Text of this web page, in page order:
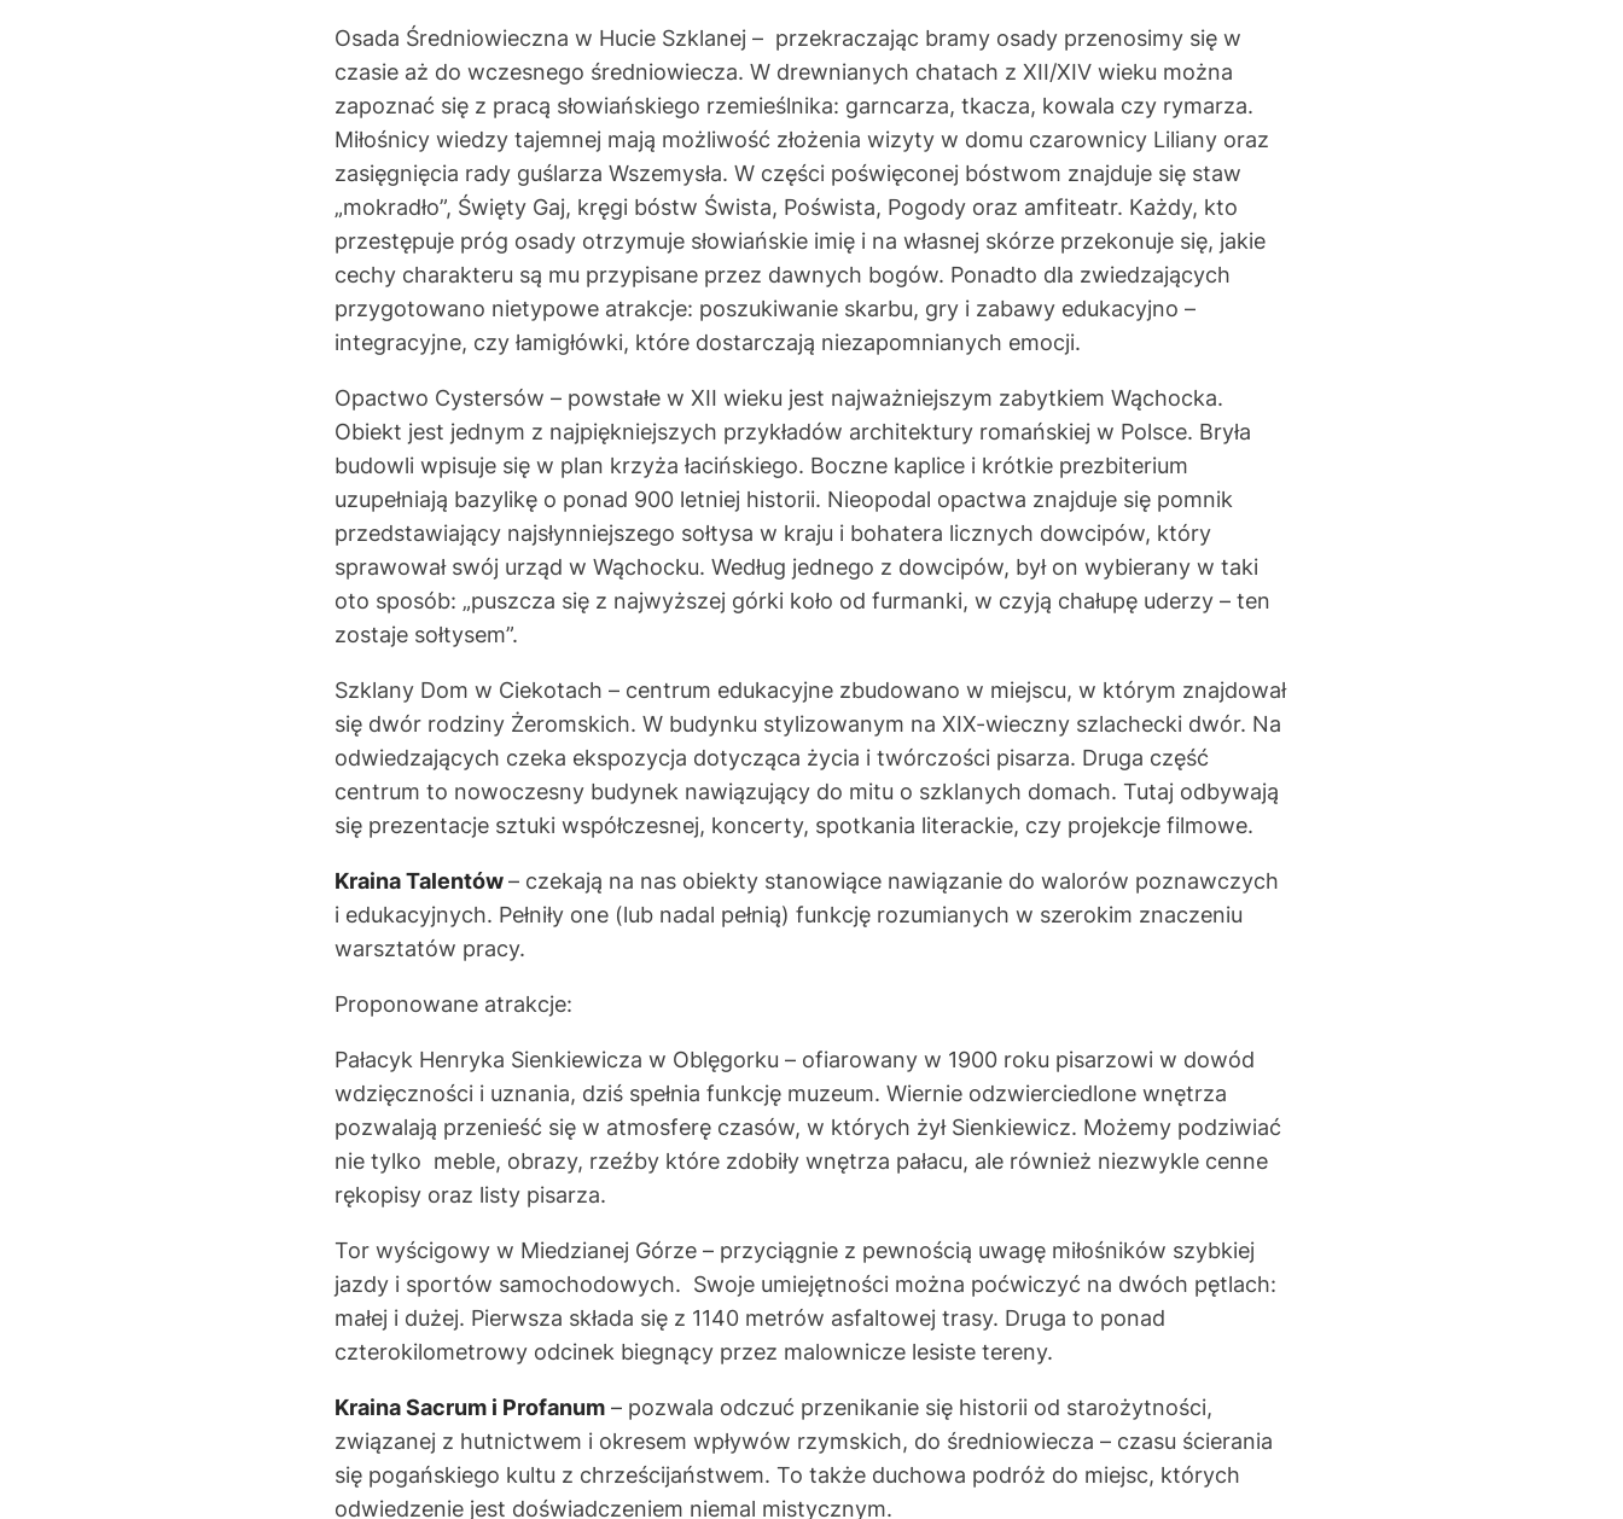
Osada Średniowieczna w Hucie Szklanej – przekraczając bramy osady przenosimy się w
czasie aż do wczesnego średniowiecza. W drewnianych chatach z XII/XIV wieku można
zapoznać się z pracą słowiańskiego rzemieślnika: garncarza, tkacza, kowala czy rymarza.
Miłośnicy wiedzy tajemnej mają możliwość złożenia wizyty w domu czarownicy Liliany oraz
zasięgnięcia rady guślarza Wszemysła. W części poświęconej bóstwom znajduje się staw
„mokradło”, Święty Gaj, kręgi bóstw Śwista, Pośwista, Pogody oraz amfiteatr. Każdy, kto
przestępuje próg osady otrzymuje słowiańskie imię i na własnej skórze przekonuje się, jakie
cechy charakteru są mu przypisane przez dawnych bogów. Ponadto dla zwiedzających
przygotowano nietypowe atrakcje: poszukiwanie skarbu, gry i zabawy edukacyjno –
integracyjne, czy łamigłówki, które dostarczają niezapomnianych emocji.
Opactwo Cystersów – powstałe w XII wieku jest najważniejszym zabytkiem Wąchocka.
Obiekt jest jednym z najpiękniejszych przykładów architektury romańskiej w Polsce. Bryła
budowli wpisuje się w plan krzyża łacińskiego. Boczne kaplice i krótkie prezbiterium
uzupełniają bazylikę o ponad 900 letniej historii. Nieopodal opactwa znajduje się pomnik
przedstawiający najsłynniejszego sołtysa w kraju i bohatera licznych dowcipów, który
sprawował swój urząd w Wąchocku. Według jednego z dowcipów, był on wybierany w taki
oto sposób: „puszcza się z najwyższej górki koło od furmanki, w czyją chałupę uderzy – ten
zostaje sołtysem”.
Szklany Dom w Ciekotach – centrum edukacyjne zbudowano w miejscu, w którym znajdował
się dwór rodziny Żeromskich. W budynku stylizowanym na XIX-wieczny szlachecki dwór. Na
odwiedzających czeka ekspozycja dotycząca życia i twórczości pisarza. Druga część
centrum to nowoczesny budynek nawiązujący do mitu o szklanych domach. Tutaj odbywają
się prezentacje sztuki współczesnej, koncerty, spotkania literackie, czy projekcje filmowe.
Kraina Talentów– czekają na nas obiekty stanowiące nawiązanie do walorów poznawczych
i edukacyjnych. Pełniły one (lub nadal pełnią) funkcję rozumianych w szerokim znaczeniu
warsztatów pracy.
Proponowane atrakcje:
Pałacyk Henryka Sienkiewicza w Oblęgorku – ofiarowany w 1900 roku pisarzowi w dowód
wdzięczności i uznania, dziś spełnia funkcję muzeum. Wiernie odzwierciedlone wnętrza
pozwalają przenieść się w atmosferę czasów, w których żył Sienkiewicz. Możemy podziwiać
nie tylko meble, obrazy, rzeźby które zdobiły wnętrza pałacu, ale również niezwykle cenne
rękopisy oraz listy pisarza.
Tor wyścigowy w Miedzianej Górze – przyciągnie z pewnością uwagę miłośników szybkiej
jazdy i sportów samochodowych. Swoje umiejętności można poćwiczyć na dwóch pętlach:
małej i dużej. Pierwsza składa się z 1140 metrów asfaltowej trasy. Druga to ponad
czterokilometrowy odcinek biegnący przez malownicze lesiste tereny.
Kraina Sacrum i Profanum – pozwala odczuć przenikanie się historii od starożytności,
związanej z hutnictwem i okresem wpływów rzymskich, do średniowiecza – czasu ścierania
się pogańskiego kultu z chrześcijaństwem. To także duchowa podróż do miejsc, których
odwiedzenie jest doświadczeniem niemal mistycznym.